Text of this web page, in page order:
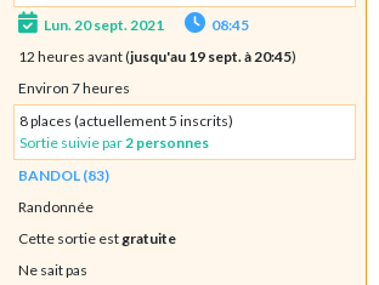
Lun. 20 sept. 2021
08:45
12 heures avant (jusqu'au 19 sept. à 20:45)
Environ 7 heures
8 places (actuellement 5 inscrits)
Sortie suivie par 2 personnes
BANDOL (83)
Randonnée
Cette sortie est gratuite
Ne sait pas